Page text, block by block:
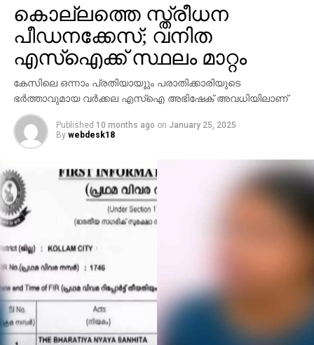
കൊല്ലത്തെ സ്ത്രീധന
പീഡനക്കേസ്; വനിത
എസ്ഐക്ക് സ്ഥലം മാറ്റം
കേസിലെ ഒന്നാം പ്രതിയായൂും പരാതിക്കാരിയുടെ
ഭര്‍ത്താവുമായ വര്‍ക്കല എസ്‌ഐ അഭിഷേക് അവധിയിലാണ്
Published 10 months ago on January 25, 2025
By webdesk18